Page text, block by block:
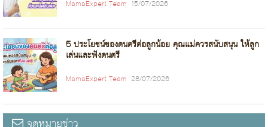
MamaExpert Team 15/07/2026
5 ประโยชน์ของดนตรีต่อลูกน้อย คุณแม่ควรสนับสนุน ให้ลูก
เล่นและฟังดนตรี
MamaExpert Team 28/07/2026